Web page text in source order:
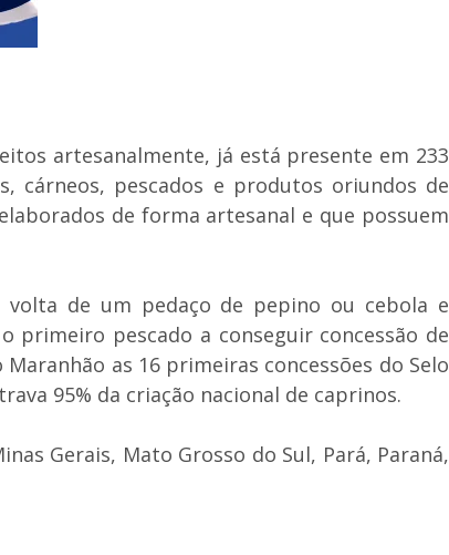
artesanalmente, já está presente em 233
cárneos, pescados e produtos oriundos de
de forma artesanal e que possuem
de um pedaço de pepino ou cebola e
primeiro pescado a conseguir concessão de
as 16 primeiras concessões do Selo
95% da criação nacional de caprinos.
Gerais, Mato Grosso do Sul, Pará, Paraná,